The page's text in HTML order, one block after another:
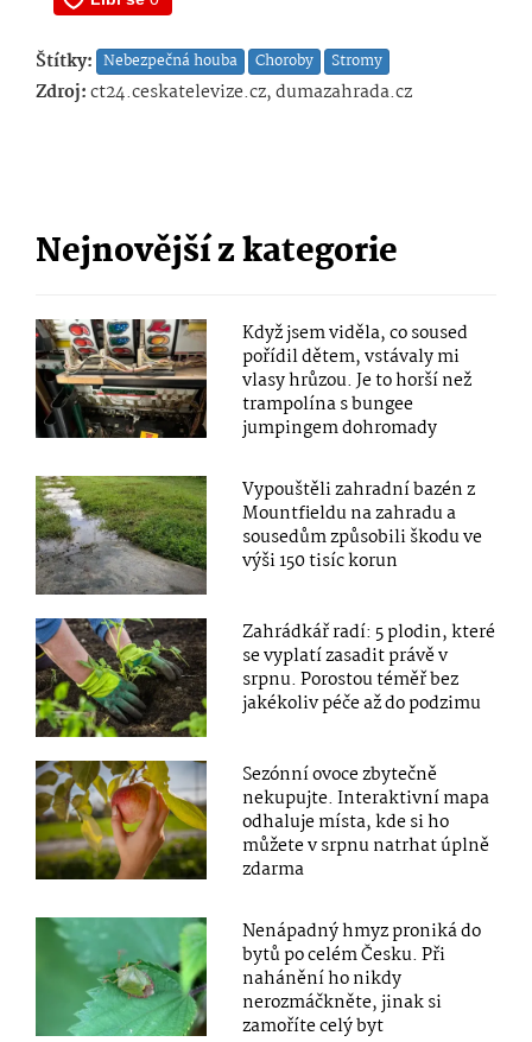
Štítky: Nebezpečná houba Choroby Stromy
Zdroj:ct24.ceskatelevize.cz, dumazahrada.cz
Nejnovější z kategorie
Když jsem viděla, co soused
pořídil dětem, vstávaly mi
vlasy hrůzou. Je to horší než
trampolína s bungee
jumpingem dohromady
Vypouštěli zahradní bazén z
Mountfieldu na zahradu a
sousedům způsobili škodu ve
výši 150 tisíc korun
Zahrádkář radí: 5 plodin, které
se vyplatí zasadit právě v
srpnu. Porostou téměř bez
jakékoliv péče až do podzimu
Sezónní ovoce zbytečně
nekupujte. Interaktivní mapa
odhaluje místa, kde si ho
můžete v srpnu natrhat úplně
zdarma
Nenápadný hmyz proniká do
bytů po celém Česku. Při
nahánění ho nikdy
nerozmáčkněte, jinak si
zamoříte celý byt